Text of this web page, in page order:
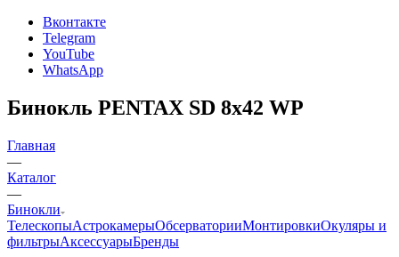
Вконтакте
Telegram
YouTube
WhatsApp
Бинокль PENTAX SD 8x42 WP
Главная
—
Каталог
—
Бинокли
ТелескопыАстрокамерыОбсерваторииМонтировкиОкуляры и
фильтрыАксессуарыБренды